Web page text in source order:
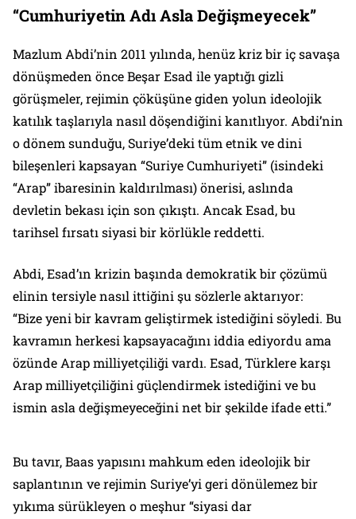
“Cumhuriyetin Adı Asla Değişmeyecek”
Mazlum Abdi’nin 2011 yılında, henüz kriz bir iç savaşa
dönüşmeden önce Beşar Esad ile yaptığı gizli
görüşmeler, rejimin çöküşüne giden yolun ideolojik
katılık taşlarıyla nasıl döşendiğini kanıtlıyor. Abdi’nin
o dönem sunduğu, Suriye’deki tüm etnik ve dini
bileşenleri kapsayan “Suriye Cumhuriyeti” (isindeki
“Arap” ibaresinin kaldırılması) önerisi, aslında
devletin bekası için son çıkıştı. Ancak Esad, bu
tarihsel fırsatı siyasi bir körlükle reddetti.
Abdi, Esad’ın krizin başında demokratik bir çözümü
elinin tersiyle nasıl ittiğini şu sözlerle aktarıyor:
“Bize yeni bir kavram geliştirmek istediğini söyledi. Bu
kavramın herkesi kapsayacağını iddia ediyordu ama
özünde Arap milliyetçiliği vardı. Esad, Türklere karşı
Arap milliyetçiliğini güçlendirmek istediğini ve bu
ismin asla değişmeyeceğini net bir şekilde ifade etti.”
Bu tavır, Baas yapısını mahkum eden ideolojik bir
saplantının ve rejimin Suriye’yi geri dönülemez bir
yıkıma sürükleyen o meşhur “siyasi dar